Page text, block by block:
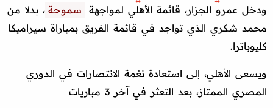
ودخل عمرو الجزار، قائمة الأهلي لمواجهة سموحة ، بدلا من
محمد شكري الذي تواجد في قائمة الفريق بمباراة سيراميكا
كليوباترا.
ويسعى الأهلي، إلى استعادة نغمة الانتصارات في الدوري
المصري الممتاز، بعد التعثر في آخر 3 مباريات